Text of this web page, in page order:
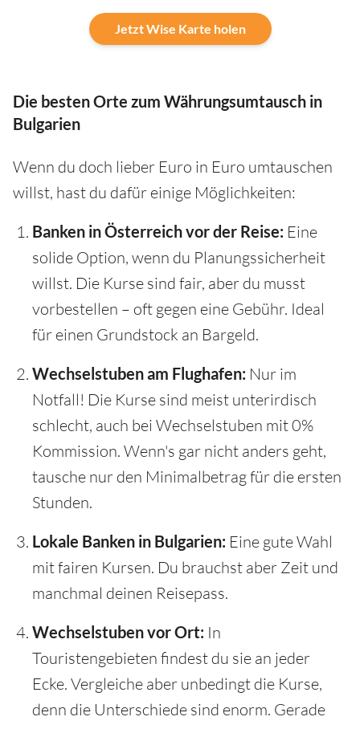
Jetzt Wise Karte holen
Die besten Orte zum Währungsumtausch in
Bulgarien
Wenn du doch lieber Euro in Euro umtauschen
willst, hast du dafür einige Möglichkeiten:
Banken in Österreich vor der Reise: Eine
solide Option, wenn du Planungssicherheit
willst. Die Kurse sind fair, aber du musst
vorbestellen – oft gegen eine Gebühr. Ideal
für einen Grundstock an Bargeld.
Wechselstuben am Flughafen: Nur im
Notfall! Die Kurse sind meist unterirdisch
schlecht, auch bei Wechselstuben mit 0%
Kommission. Wenn's gar nicht anders geht,
tausche nur den Minimalbetrag für die ersten
Stunden.
Lokale Banken in Bulgarien: Eine gute Wahl
mit fairen Kursen. Du brauchst aber Zeit und
manchmal deinen Reisepass.
Wechselstuben vor Ort: In
Touristengebieten findest du sie an jeder
Ecke. Vergleiche aber unbedingt die Kurse,
denn die Unterschiede sind enorm. Gerade